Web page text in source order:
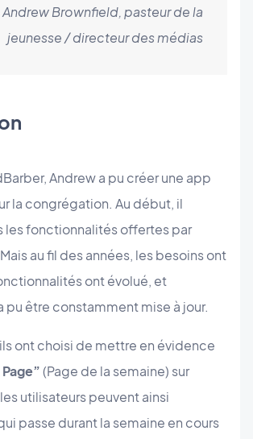
Brownfield, pasteur de la
jeunesse / directeur des médias
Andrew a pu créer une app
la congrégation. Au début, il
les fonctionnalités offertes par
au fil des années, les besoins ont
ont évolué, et
être constamment mise à jour.
ont choisi de mettre en évidence
(Page de la semaine) sur
utilisateurs peuvent ainsi
passe durant la semaine en cours